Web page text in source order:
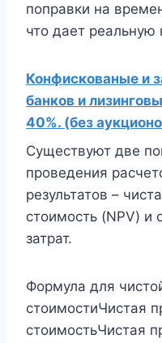
поправки на
что дает реальную
Конфискованые и
банков и
40%. (без
Существуют две
проведения
результатов –
стоимость (NPV) и
затрат.
Формула для
стоимостиЧистая
стоимостьЧистая